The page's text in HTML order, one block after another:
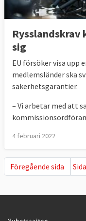
Rysslandskrav
sig
EU försöker visa upp
medlemsländer ska
säkerhetsgarantier.
– Vi arbetar med att
4 februari 2022
Föregående sida
Föregående sida